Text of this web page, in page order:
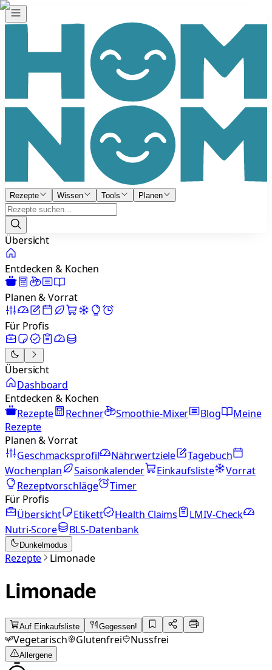
Rezepte Wissen Tools Planen
Übersicht
Entdecken & Kochen
Planen & Vorrat
Für Profis
Übersicht
Dashboard
Entdecken & Kochen
Rezepte
Rechner Smoothie-Mixer Blog
Meine
Rezepte
Planen & Vorrat
Geschmacksprofil
Nährwertziele
Tagebuch
Wochenplan
Saisonkalender Einkaufsliste
Vorrat
Rezeptvorschläge
Timer
Für Profis
Übersicht
Etikett Health Claims
LMIV-Check
Nutri-Score
BLS-Datenbank
Dunkelmodus
Rezepte Limonade
Limonade
Auf Einkaufsliste Gegessen!
Vegetarisch Glutenfrei Nussfrei
Allergene